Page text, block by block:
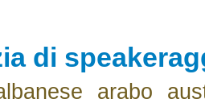
di
arabo